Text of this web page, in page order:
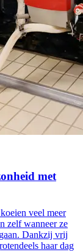
met
veel meer
zelf wanneer ze
Dankzij vrij
haar dag